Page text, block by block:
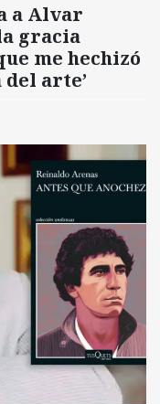
a Alvar
gracia
me hechizó
arte’